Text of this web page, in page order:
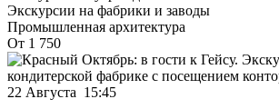
Экскурсии на фабрики и заводы
Промышленная архитектура
От 1 750
22 Августа 15:45